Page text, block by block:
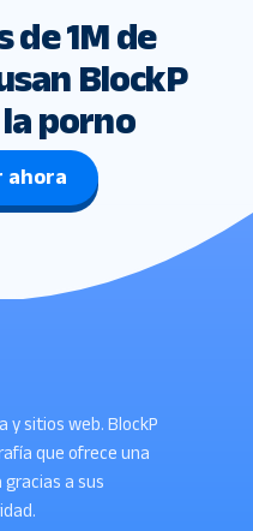
de 1M de
BlockP
porno
ahora
y sitios web. BlockP
que ofrece una
a sus